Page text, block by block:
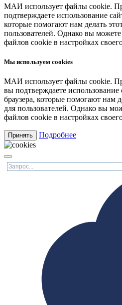
МАИ использует файлы cookie.
подтверждаете использование
которые помогают нам делать
пользователей. Однако вы можете
файлов cookie в настройках
Мы используем cookies
МАИ использует файлы cookie.
вы подтверждаете
браузера, которые помогают нам
для пользователей. Однако вы
файлов cookie в настройках
Принять Подробнее